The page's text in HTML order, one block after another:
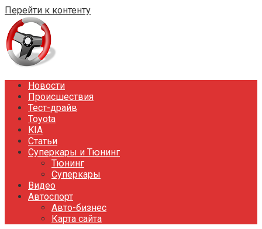
Перейти к контенту
Новости
Происшествия
Тест-драйв
Toyota
KIA
Статьи
Суперкары и Тюнинг
Тюнинг
Суперкары
Видео
Автоспорт
Авто-бизнес
Карта сайта